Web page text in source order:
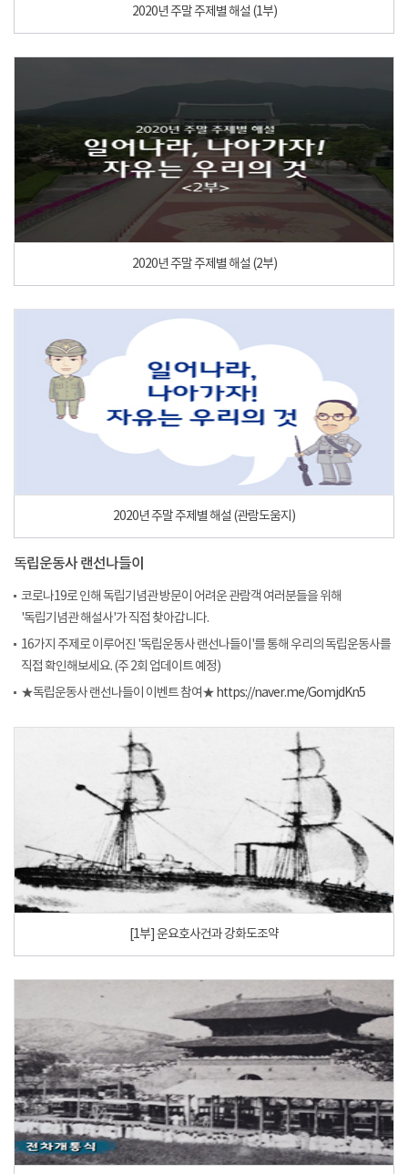
2020년 주말 주제별 해설 (1부)
2020년 주말 주제별 해설 (2부)
2020년 주말 주제별 해설 (관람도움지)
독립운동사 랜선나들이
코로나19로 인해 독립기념관 방문이 어려운 관람객 여러분들을 위해
'독립기념관 해설사'가 직접 찾아갑니다.
16가지 주제로 이루어진 '독립운동사 랜선나들이'를 통해 우리의 독립운동사를
직접 확인해보세요. (주 2회 업데이트 예정)
★독립운동사 랜선나들이 이벤트 참여★ https://naver.me/GomjdKn5
[1부] 운요호사건과 강화도조약